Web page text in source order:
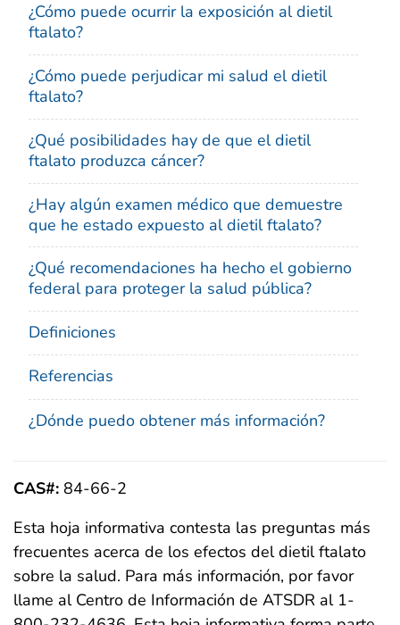
¿Cómo puede ocurrir la exposición al dietil
ftalato?
¿Cómo puede perjudicar mi salud el dietil
ftalato?
¿Qué posibilidades hay de que el dietil
ftalato produzca cáncer?
¿Hay algún examen médico que demuestre
que he estado expuesto al dietil ftalato?
¿Qué recomendaciones ha hecho el gobierno
federal para proteger la salud pública?
Definiciones
Referencias
¿Dónde puedo obtener más información?
CAS#: 84-66-2
Esta hoja informativa contesta las preguntas más
frecuentes acerca de los efectos del dietil ftalato
sobre la salud. Para más información, por favor
llame al Centro de Información de ATSDR al 1-